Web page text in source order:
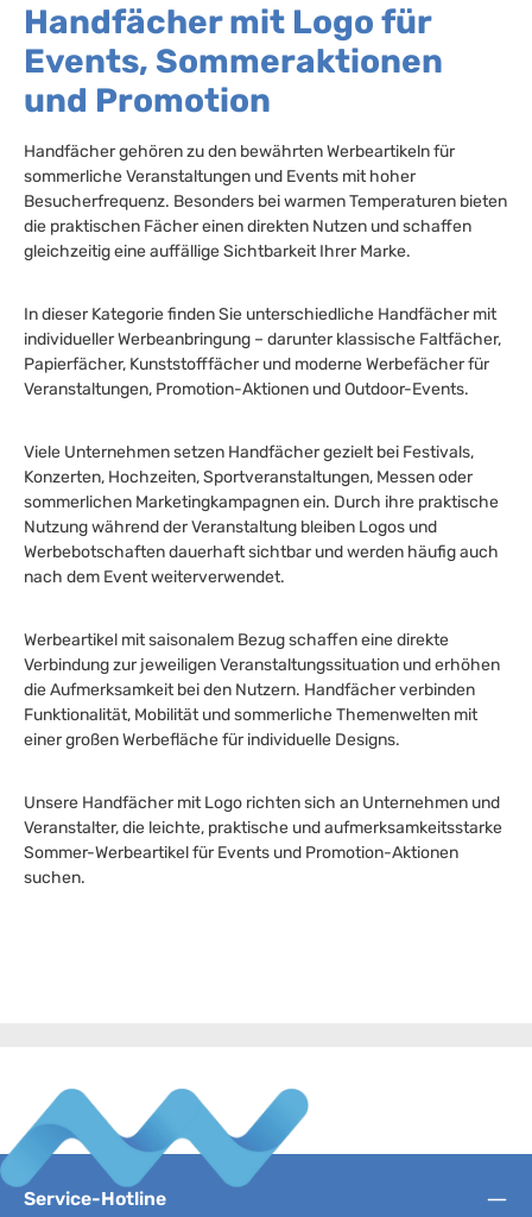
Handfächer mit Logo für
Events, Sommeraktionen
und Promotion
Handfächer gehören zu den bewährten Werbeartikeln für
sommerliche Veranstaltungen und Events mit hoher
Besucherfrequenz. Besonders bei warmen Temperaturen bieten
die praktischen Fächer einen direkten Nutzen und schaffen
gleichzeitig eine auffällige Sichtbarkeit Ihrer Marke.
In dieser Kategorie finden Sie unterschiedliche Handfächer mit
individueller Werbeanbringung – darunter klassische Faltfächer,
Papierfächer, Kunststofffächer und moderne Werbefächer für
Veranstaltungen, Promotion-Aktionen und Outdoor-Events.
Viele Unternehmen setzen Handfächer gezielt bei Festivals,
Konzerten, Hochzeiten, Sportveranstaltungen, Messen oder
sommerlichen Marketingkampagnen ein. Durch ihre praktische
Nutzung während der Veranstaltung bleiben Logos und
Werbebotschaften dauerhaft sichtbar und werden häufig auch
nach dem Event weiterverwendet.
Werbeartikel mit saisonalem Bezug schaffen eine direkte
Verbindung zur jeweiligen Veranstaltungssituation und erhöhen
die Aufmerksamkeit bei den Nutzern. Handfächer verbinden
Funktionalität, Mobilität und sommerliche Themenwelten mit
einer großen Werbefläche für individuelle Designs.
Unsere Handfächer mit Logo richten sich an Unternehmen und
Veranstalter, die leichte, praktische und aufmerksamkeitsstarke
Sommer-Werbeartikel für Events und Promotion-Aktionen
suchen.
Service-Hotline